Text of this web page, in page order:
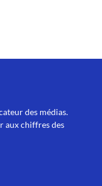
des médias.
aux chiffres des